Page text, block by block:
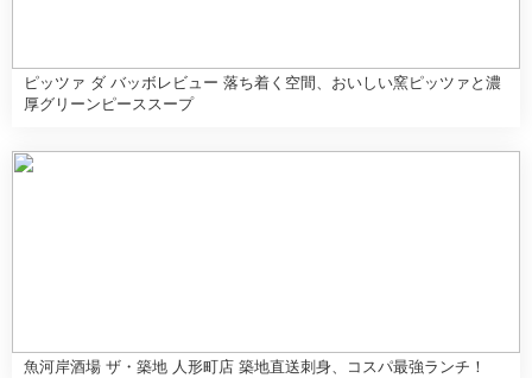
ピッツァ ダ バッボレビュー 落ち着く空間、おいしい窯ピッツァと濃
厚グリーンピーススープ
魚河岸酒場 ザ・築地 人形町店 築地直送刺身、コスパ最強ランチ！